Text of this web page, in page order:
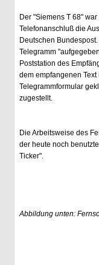
Der "Siemens T 68"
Telefonanschluß die
Deutschen
Telegramm
Poststation des
dem empfangenen
Telegrammformular
zugestellt.
Die Arbeitsweise des
der heute noch
Ticker".
Abbildung unten: